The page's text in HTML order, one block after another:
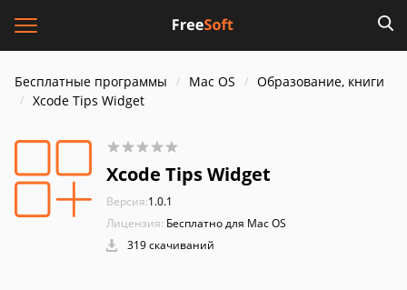
Бесплатные программы Mac OS
Образование, книги
Xcode Tips Widget
Xcode Tips Widget
Версия:1.0.1
Лицензия: Бесплатно для Mac OS
319 скачиваний